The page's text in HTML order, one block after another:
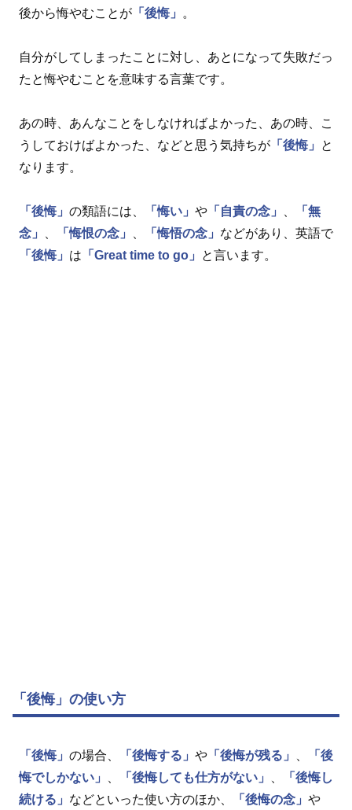
後から悔やむことが 「後悔」 。
自分がしてしまったことに対し、あとになって失敗だっ
たと悔やむことを意味する言葉です。
あの時、あんなことをしなければよかった、あの時、こ
うしておけばよかった、などと思う気持ちが 「後悔」
と
なります。
「後悔」 の類語には、 「悔い」 や 「自責の念」
「無
念」
「悔恨の念」 「悔悟の念」 などがあり、英語で
「後悔」 は 「Great time to go」 と言います。
「後悔」の使い方
「後悔」 の場合、 「後悔する」 や 「後悔が残る」
「後
悔でしかない」
「後悔しても仕方がない」
「後悔し
続ける」 などといった使い方のほか、 「後悔の念」 や